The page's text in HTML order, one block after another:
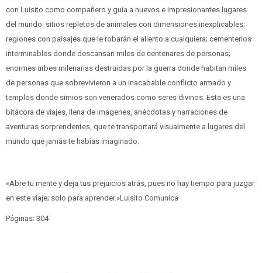
con Luisito como compañero y guía a nuevos e impresionantes lugares
del mundo: sitios repletos de animales con dimensiones inexplicables;
regiones con paisajes que le robarán el aliento a cualquiera; cementerios
interminables donde descansan miles de centenares de personas;
enormes urbes milenarias destruidas por la guerra donde habitan miles
de personas que sobrevivieron a un inacabable conflicto armado y
templos donde simios son venerados como seres divinos. Esta es una
bitácora de viajes, llena de imágenes, anécdotas y narraciones de
aventuras sorprendentes, que te transportará visualmente a lugares del
mundo que jamás te habías imaginado.
«Abre tu mente y deja tus prejuicios atrás, pues no hay tiempo para juzgar
en este viaje; solo para aprender.»Luisito Comunica
Páginas: 304